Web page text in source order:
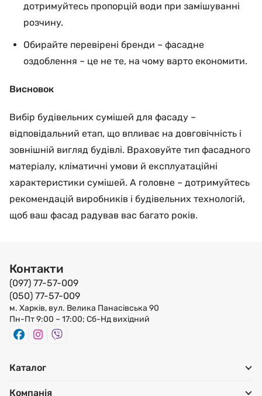
дотримуйтесь пропорцій води при замішуванні
розчину.
Обирайте перевірені бренди – фасадне
оздоблення – це не те, на чому варто економити.
Висновок
Вибір будівельних сумішей для фасаду –
відповідальний етап, що впливає на довговічність і
зовнішній вигляд будівлі. Враховуйте тип фасадного
матеріалу, кліматичні умови й експлуатаційні
характеристики сумішей. А головне – дотримуйтесь
рекомендацій виробників і будівельних технологій,
щоб ваш фасад радував вас багато років.
Контакти
(097) 77-57-009
(050) 77-57-009
м. Харків, вул. Велика Панасівська 90
Пн-Пт 9:00 – 17:00; Сб-Нд вихідний
Каталог
Компанія